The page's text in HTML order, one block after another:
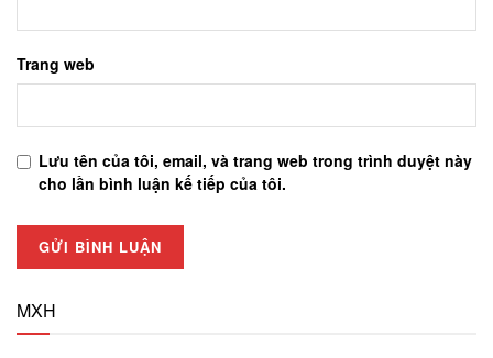
Trang web
Lưu tên của tôi, email, và trang web trong trình duyệt này
cho lần bình luận kế tiếp của tôi.
MXH